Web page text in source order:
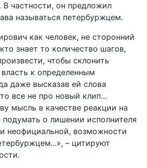
частности, он предложил
называться петербуржцем.
как человек, не сторонний
знает то количество шагов,
чтобы склонить
к определенным
даже высказав ей слова
все не про новый клип…
мысль в качестве реакции на
подумать о лишении исполнителя
неофициальной, возможности
– цитируют